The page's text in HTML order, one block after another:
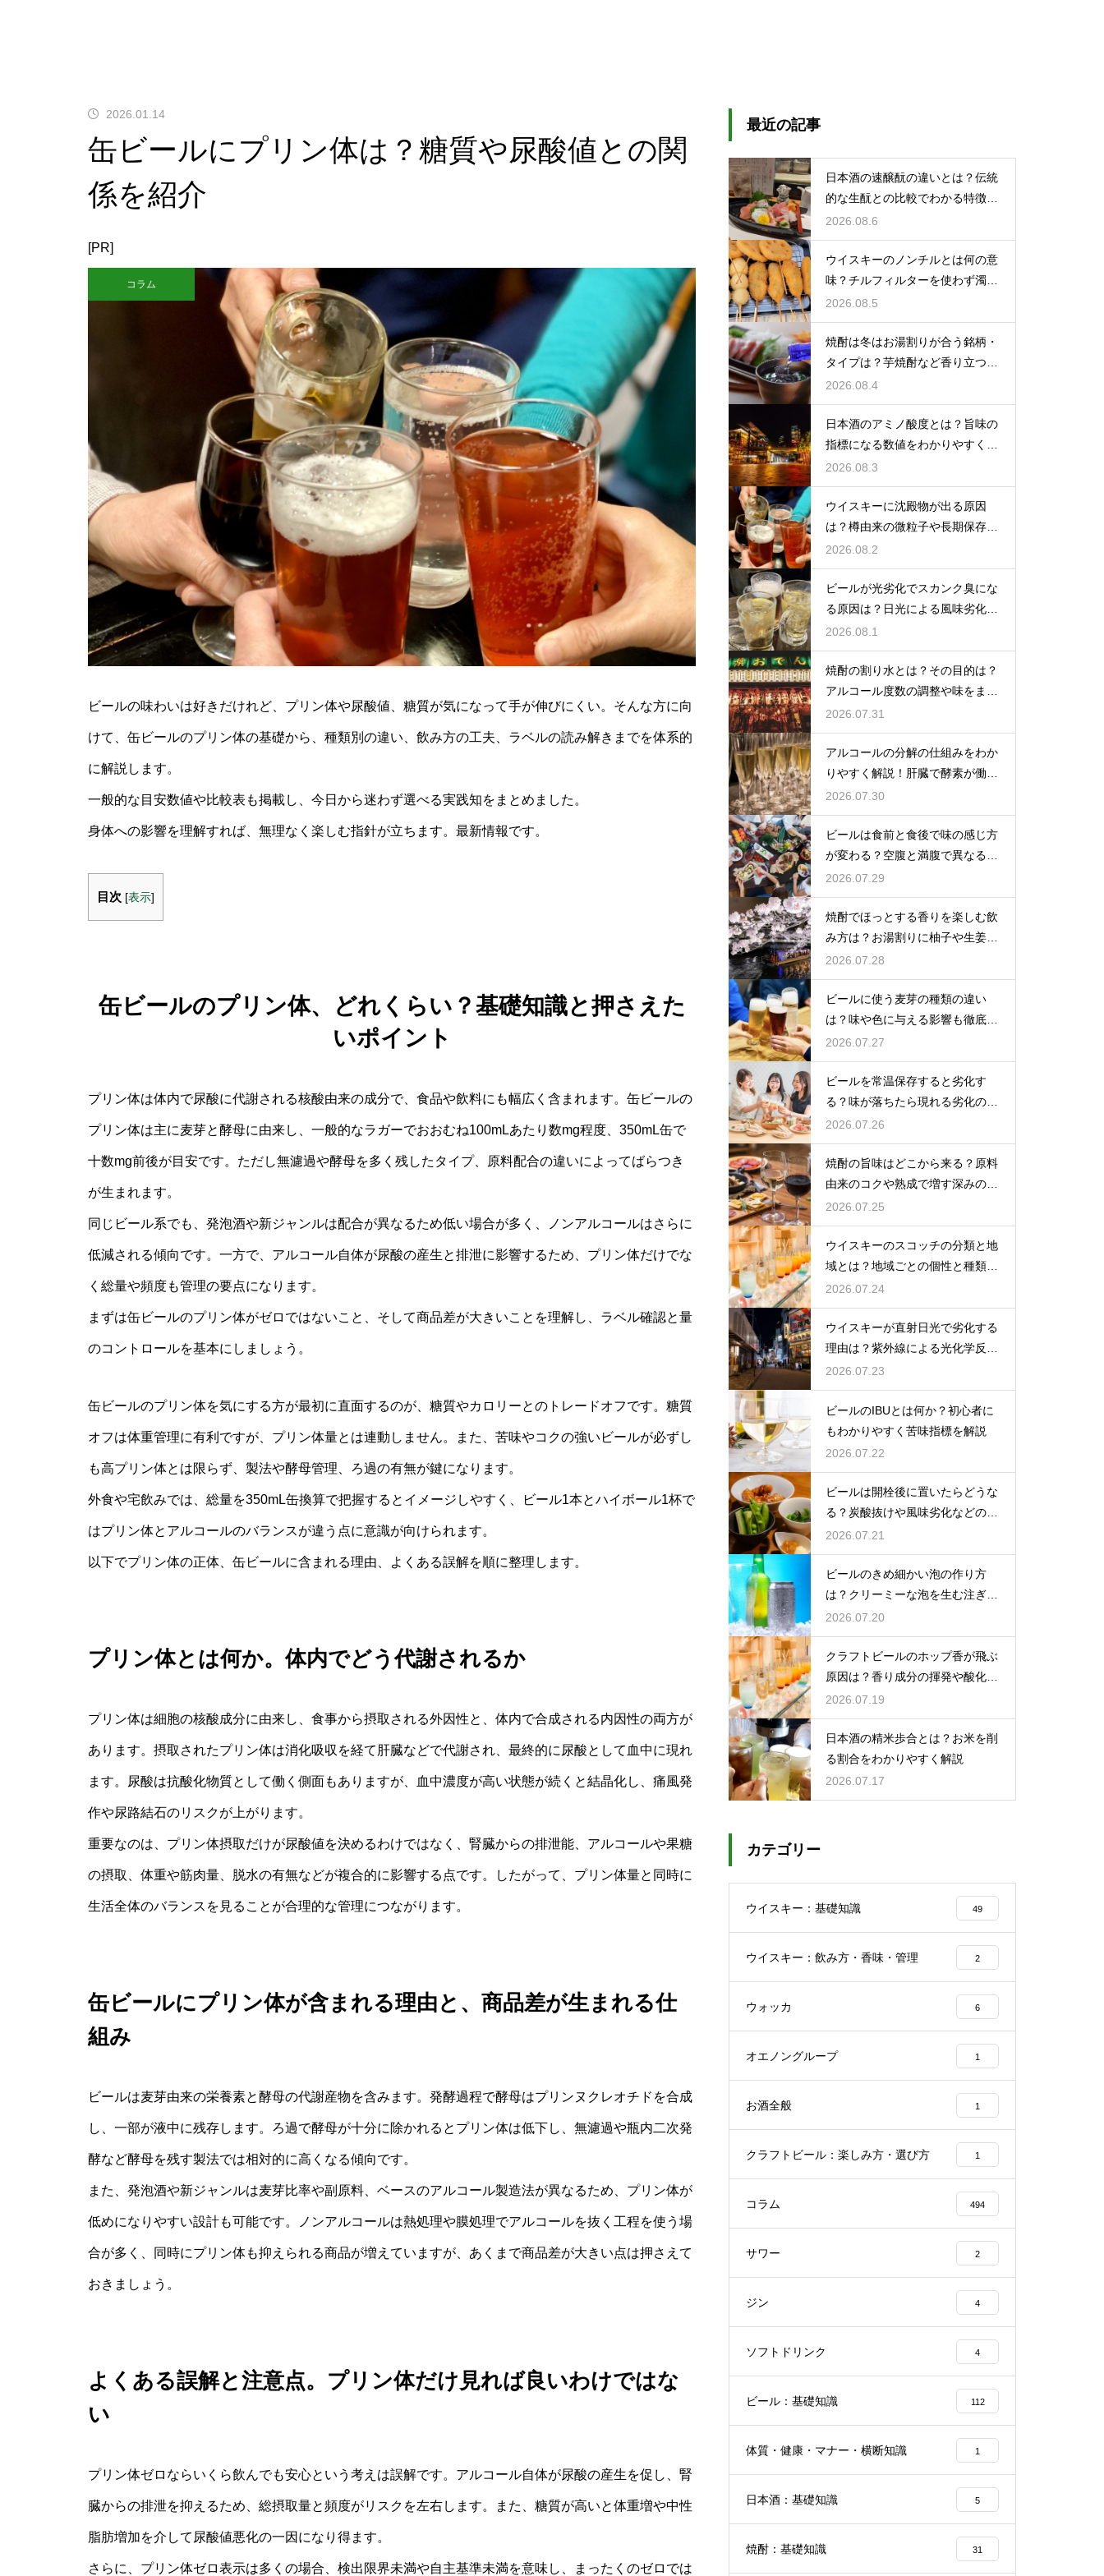
2026.01.14
缶ビールにプリン体は？糖質や尿酸値との関
係を紹介
[PR]
コラム
ビールの味わいは好きだけれど、プリン体や尿酸値、糖質が気になって手が伸びにくい。そんな方に向
けて、缶ビールのプリン体の基礎から、種類別の違い、飲み方の工夫、ラベルの読み解きまでを体系的
に解説します。
一般的な目安数値や比較表も掲載し、今日から迷わず選べる実践知をまとめました。
身体への影響を理解すれば、無理なく楽しむ指針が立ちます。最新情報です。
目次 [表示]
缶ビールのプリン体、どれくらい？基礎知識と押さえた
いポイント
プリン体は体内で尿酸に代謝される核酸由来の成分で、食品や飲料にも幅広く含まれます。缶ビールの
プリン体は主に麦芽と酵母に由来し、一般的なラガーでおおむね100mLあたり数mg程度、350mL缶で
十数mg前後が目安です。ただし無濾過や酵母を多く残したタイプ、原料配合の違いによってばらつき
が生まれます。
同じビール系でも、発泡酒や新ジャンルは配合が異なるため低い場合が多く、ノンアルコールはさらに
低減される傾向です。一方で、アルコール自体が尿酸の産生と排泄に影響するため、プリン体だけでな
く総量や頻度も管理の要点になります。
まずは缶ビールのプリン体がゼロではないこと、そして商品差が大きいことを理解し、ラベル確認と量
のコントロールを基本にしましょう。
缶ビールのプリン体を気にする方が最初に直面するのが、糖質やカロリーとのトレードオフです。糖質
オフは体重管理に有利ですが、プリン体量とは連動しません。また、苦味やコクの強いビールが必ずし
も高プリン体とは限らず、製法や酵母管理、ろ過の有無が鍵になります。
外食や宅飲みでは、総量を350mL缶換算で把握するとイメージしやすく、ビール1本とハイボール1杯で
はプリン体とアルコールのバランスが違う点に意識が向けられます。
以下でプリン体の正体、缶ビールに含まれる理由、よくある誤解を順に整理します。
プリン体とは何か。体内でどう代謝されるか
プリン体は細胞の核酸成分に由来し、食事から摂取される外因性と、体内で合成される内因性の両方が
あります。摂取されたプリン体は消化吸収を経て肝臓などで代謝され、最終的に尿酸として血中に現れ
ます。尿酸は抗酸化物質として働く側面もありますが、血中濃度が高い状態が続くと結晶化し、痛風発
作や尿路結石のリスクが上がります。
重要なのは、プリン体摂取だけが尿酸値を決めるわけではなく、腎臓からの排泄能、アルコールや果糖
の摂取、体重や筋肉量、脱水の有無などが複合的に影響する点です。したがって、プリン体量と同時に
生活全体のバランスを見ることが合理的な管理につながります。
缶ビールにプリン体が含まれる理由と、商品差が生まれる仕
組み
ビールは麦芽由来の栄養素と酵母の代謝産物を含みます。発酵過程で酵母はプリンヌクレオチドを合成
し、一部が液中に残存します。ろ過で酵母が十分に除かれるとプリン体は低下し、無濾過や瓶内二次発
酵など酵母を残す製法では相対的に高くなる傾向です。
また、発泡酒や新ジャンルは麦芽比率や副原料、ベースのアルコール製造法が異なるため、プリン体が
低めになりやすい設計も可能です。ノンアルコールは熱処理や膜処理でアルコールを抜く工程を使う場
合が多く、同時にプリン体も抑えられる商品が増えていますが、あくまで商品差が大きい点は押さえて
おきましょう。
よくある誤解と注意点。プリン体だけ見れば良いわけではな
い
プリン体ゼロならいくら飲んでも安心という考えは誤解です。アルコール自体が尿酸の産生を促し、腎
臓からの排泄を抑えるため、総摂取量と頻度がリスクを左右します。また、糖質が高いと体重増や中性
脂肪増加を介して尿酸値悪化の一因になり得ます。
さらに、プリン体ゼロ表示は多くの場合、検出限界未満や自主基準未満を意味し、まったくのゼロでは
最近の記事
日本酒の速醸酛の違いとは？伝統
的な生酛との比較でわかる特徴を
解説
2026.08.6
ウイスキーのノンチルとは何の意
味？チルフィルターを使わず濁り
をあえて残す製法
2026.08.5
焼酎は冬はお湯割りが合う銘柄・
タイプは？芋焼酎など香り立つ本
格焼酎で体が温まる
2026.08.4
日本酒のアミノ酸度とは？旨味の
指標になる数値をわかりやすく解
説
2026.08.3
ウイスキーに沈殿物が出る原因
は？樽由来の微粒子や長期保存で
成分が析出するため
2026.08.2
ビールが光劣化でスカンク臭にな
る原因は？日光による風味劣化を
解説
2026.08.1
焼酎の割り水とは？その目的は？
アルコール度数の調整や味をまろ
やかにする効果を解説
2026.07.31
アルコールの分解の仕組みをわか
りやすく解説！肝臓で酵素が働き
アセトアルデヒドに変化して無害
化
2026.07.30
ビールは食前と食後で味の感じ方
が変わる？空腹と満腹で異なる味
覚の感じ方を解説
2026.07.29
焼酎でほっとする香りを楽しむ飲
み方は？お湯割りに柚子や生姜を
加えてリラックス効果を実感
2026.07.28
ビールに使う麦芽の種類の違い
は？味や色に与える影響も徹底解
説
2026.07.27
ビールを常温保存すると劣化す
る？味が落ちたら現れる劣化のサ
インを解説
2026.07.26
焼酎の旨味はどこから来る？原料
由来のコクや熟成で増す深みの秘
密を解説
2026.07.25
ウイスキーのスコッチの分類と地
域とは？地域ごとの個性と種類を
解説
2026.07.24
ウイスキーが直射日光で劣化する
理由は？紫外線による光化学反応
で風味が損なわれるため
2026.07.23
ビールのIBUとは何か？初心者に
もわかりやすく苦味指標を解説
2026.07.22
ビールは開栓後に置いたらどうな
る？炭酸抜けや風味劣化などの影
響を解説
2026.07.21
ビールのきめ細かい泡の作り方
は？クリーミーな泡を生む注ぎ方
のコツ
2026.07.20
クラフトビールのホップ香が飛ぶ
原因は？香り成分の揮発や酸化で
失われる理由を解説
2026.07.19
日本酒の精米歩合とは？お米を削
る割合をわかりやすく解説
2026.07.17
カテゴリー
ウイスキー：基礎知識 49
ウイスキー：飲み方・香味・管理 2
ウォッカ 6
オエノングループ 1
お酒全般 1
クラフトビール：楽しみ方・選び方 1
コラム 494
サワー 2
ジン 4
ソフトドリンク 4
ビール：基礎知識 112
体質・健康・マナー・横断知識 1
日本酒：基礎知識 5
焼酎：基礎知識 31